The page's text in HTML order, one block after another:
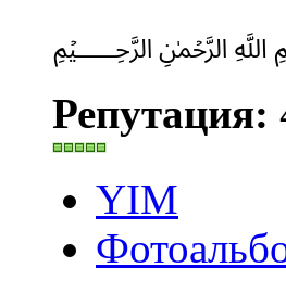
Репутация:
YIM